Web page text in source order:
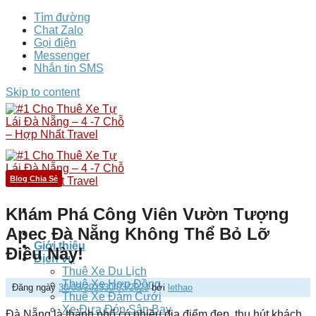
Tìm đường
Chat Zalo
Gọi điện
Messenger
Nhắn tin SMS
Skip to content
Giới thiệu
Dịch vụ
Thuê Xe Du Lịch
Thuê Xe Hợp Đồng
Thuê Xe Đám Cưới
Xe Đưa Đón Sân Bay
Blog Chia Sẻ
Khám Phá Công Viên Vườn Tượng
Apec Đà Nẵng Không Thể Bỏ Lỡ
Điều Này!
Đăng ngày 30/03/202330/03/2023bởi lethao